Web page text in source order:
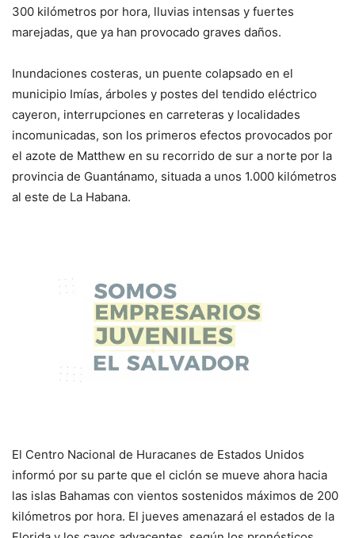
300 kilómetros por hora, lluvias intensas y fuertes
marejadas, que ya han provocado graves daños.
Inundaciones costeras, un puente colapsado en el
municipio Imías, árboles y postes del tendido eléctrico
cayeron, interrupciones en carreteras y localidades
incomunicadas, son los primeros efectos provocados por
el azote de Matthew en su recorrido de sur a norte por la
provincia de Guantánamo, situada a unos 1.000 kilómetros
al este de La Habana.
El Centro Nacional de Huracanes de Estados Unidos
informó por su parte que el ciclón se mueve ahora hacia
las islas Bahamas con vientos sostenidos máximos de 200
kilómetros por hora. El jueves amenazará el estados de la